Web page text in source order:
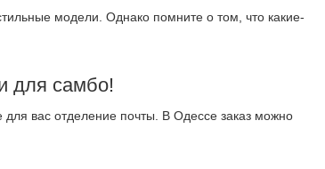
модели. Однако помните о том, что какие-
для самбо!
вас отделение почты. В Одессе заказ можно